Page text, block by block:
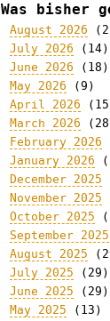
Was bisher
August 2026
July 2026 (14)
June 2026 (18)
May 2026 (9)
April 2026
March 2026
February 2026
January 2026
December 2025
November 2025
October 2025
September 2025
August 2025
July 2025 (29)
June 2025 (29)
May 2025 (13)